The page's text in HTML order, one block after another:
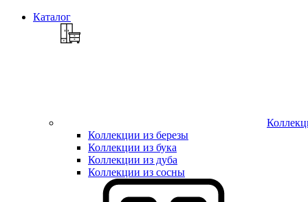
Каталог
Коллекции из березы
Коллекции из бука
Коллекции из дуба
Коллекции из сосны